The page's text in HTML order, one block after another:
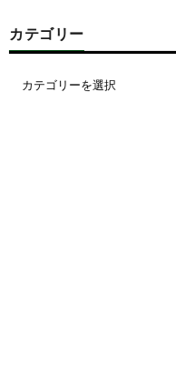
カテゴリー